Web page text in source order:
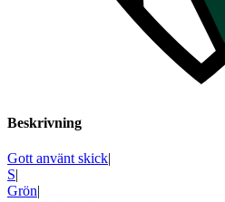
Beskrivning
Gott använt skick|
S|
Grön|